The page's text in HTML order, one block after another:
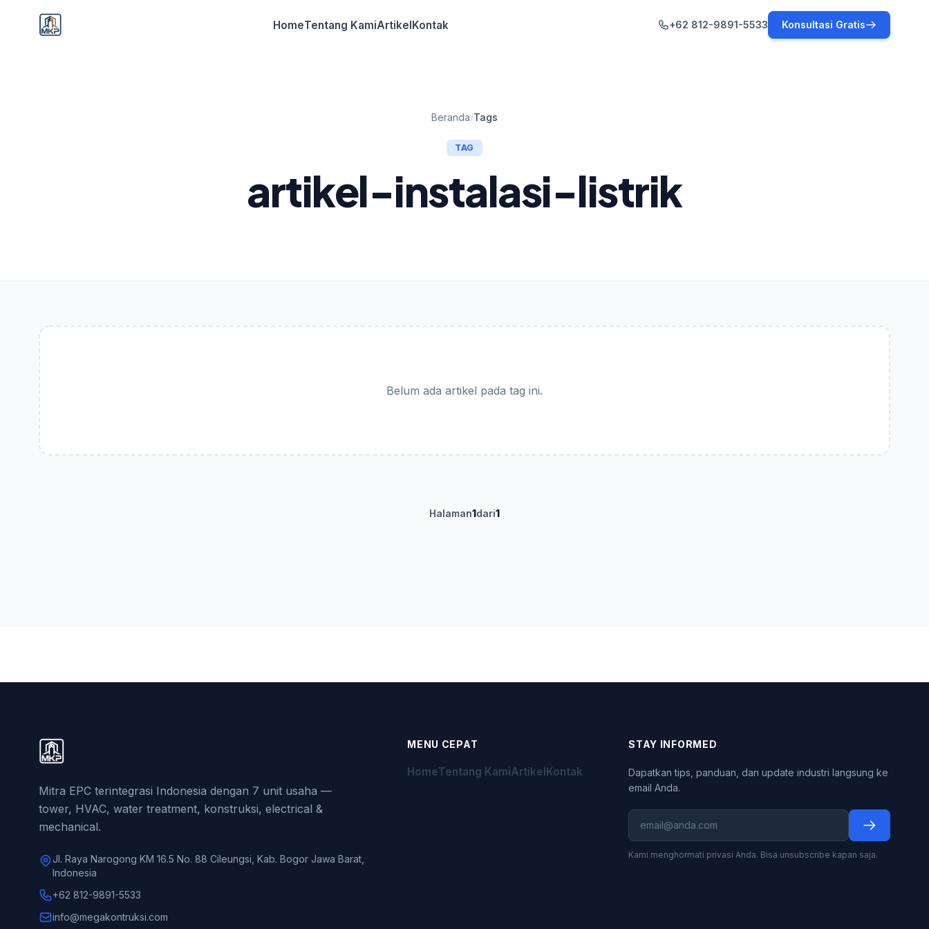
HomeTentang KamiArtikelKontak +62 812-9891-5533 Konsultasi Gratis
Beranda/Tags
TAG
artikel-instalasi-listrik
Belum ada artikel pada tag ini.
Halaman1dari1
Mitra EPC terintegrasi Indonesia dengan 7 unit usaha —
tower, HVAC, water treatment, konstruksi, electrical &
mechanical.
Jl. Raya Narogong KM 16.5 No. 88 Cileungsi, Kab. Bogor Jawa Barat,
Indonesia
+62 812-9891-5533
info@megakontruksi.com
MENU CEPAT
HomeTentang KamiArtikelKontak
STAY INFORMED
Dapatkan tips, panduan, dan update industri langsung ke
email Anda.
Kami menghormati privasi Anda. Bisa unsubscribe kapan saja.